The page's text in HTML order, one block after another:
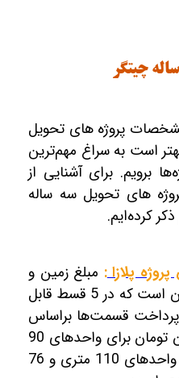
چیتگر
پروژه های تحویل
است به سراغ مهم‌ترین
برویم. برای آشنایی از
های تحویل سه ساله
کرده‌ایم.
پلازا: مبلغ زمین و
تراکم این پروژه 5 میلیون تومان است که در 5 قسط قابل
قسمت‌ها براساس
متراژ واحدها برابر با 52 میلیون تومان برای واحد‌های 90
متری، 64 میلیون تومان برای واحد‌های 110 متری و 76